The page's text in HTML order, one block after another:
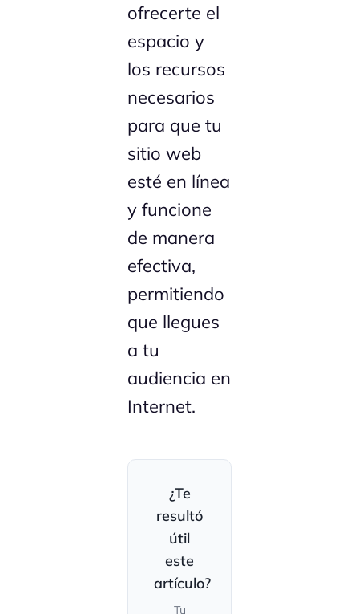
ofrecerte el
espacio y
los recursos
necesarios
para que tu
sitio web
esté en línea
y funcione
de manera
efectiva,
permitiendo
que llegues
a tu
audiencia en
Internet.
¿Te
resultó
útil
este
artículo?
Tu